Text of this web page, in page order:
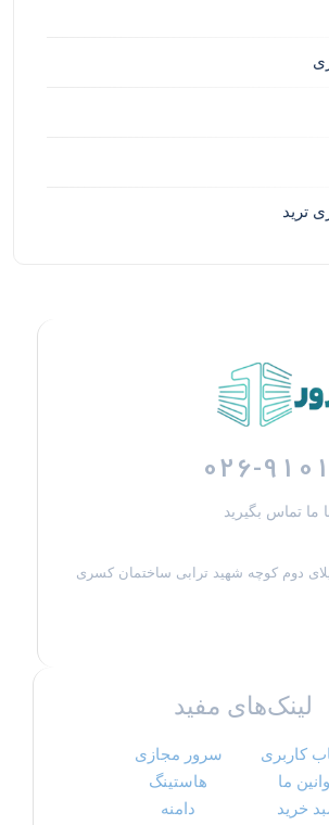
تماس بگیرید
دوم کوچه شهید ترابی ساختمان کسری
لینک‌های مفید
کاربری
ما
خرید
سرور مجازی
هاستینگ
دامنه